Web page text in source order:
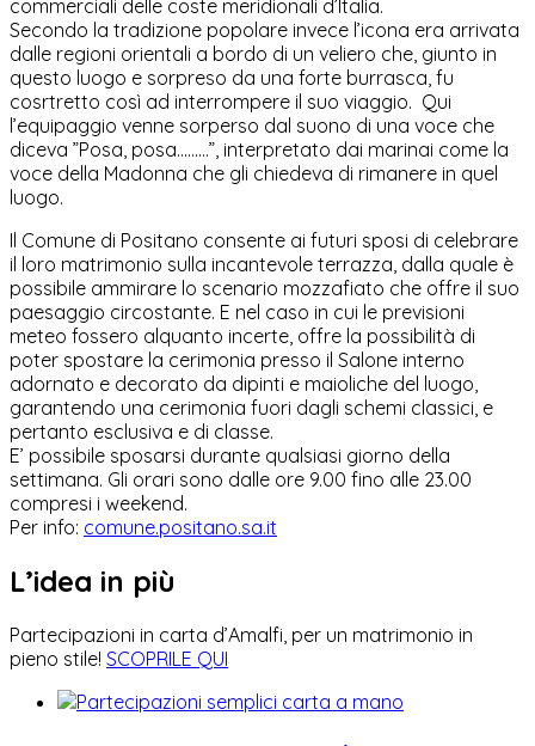
commerciali delle coste meridionali d’Italia.
Secondo la tradizione popolare invece l’icona era arrivata
dalle regioni orientali a bordo di un veliero che, giunto in
questo luogo e sorpreso da una forte burrasca, fu
cosrtretto così ad interrompere il suo viaggio. Qui
l’equipaggio venne sorperso dal suono di una voce che
diceva ”Posa, posa………”, interpretato dai marinai come la
voce della Madonna che gli chiedeva di rimanere in quel
luogo.
Il Comune di Positano consente ai futuri sposi di celebrare
il loro matrimonio sulla incantevole terrazza, dalla quale è
possibile ammirare lo scenario mozzafiato che offre il suo
paesaggio circostante. E nel caso in cui le previsioni
meteo fossero alquanto incerte, offre la possibilità di
poter spostare la cerimonia presso il Salone interno
adornato e decorato da dipinti e maioliche del luogo,
garantendo una cerimonia fuori dagli schemi classici, e
pertanto esclusiva e di classe.
E’ possibile sposarsi durante qualsiasi giorno della
settimana. Gli orari sono dalle ore 9.00 fino alle 23.00
compresi i weekend.
Per info: comune.positano.sa.it
L’idea in più
Partecipazioni in carta d’Amalfi, per un matrimonio in
pieno stile! SCOPRILE QUI